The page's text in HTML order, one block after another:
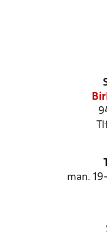
man.